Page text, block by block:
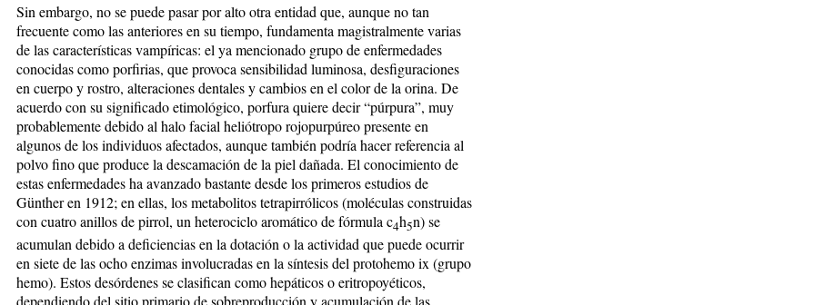
Sin embargo, no se puede pasar por alto otra entidad que, aunque no tan
frecuente como las anteriores en su tiempo, fundamenta magistralmente varias
de las características vampíricas: el ya mencionado grupo de enfermedades
conocidas como porfirias, que provoca sensibilidad luminosa, desfiguraciones
en cuerpo y rostro, alteraciones dentales y cambios en el color de la orina. De
acuerdo con su significado etimológico, porfura quiere decir “púrpura”, muy
probablemente debido al halo facial heliótropo rojopurpúreo presente en
algunos de los individuos afectados, aunque también podría hacer referencia al
polvo fino que produce la descamación de la piel dañada. El conocimiento de
estas enfermedades ha avanzado bastante desde los primeros estudios de
Günther en 1912; en ellas, los metabolitos tetrapirrólicos (moléculas construidas
con cuatro anillos de pirrol, un heterociclo aromático de fórmula c4h5n) se
acumulan debido a deficiencias en la dotación o la actividad que puede ocurrir
en siete de las ocho enzimas involucradas en la síntesis del protohemo ix (grupo
hemo). Estos desórdenes se clasifican como hepáticos o eritropoyéticos,
dependiendo del sitio primario de sobreproducción y acumulación de las